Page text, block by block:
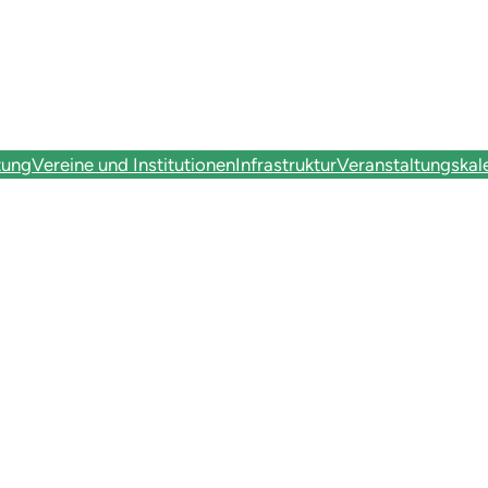
Vereine und InstitutionenInfrastruktur